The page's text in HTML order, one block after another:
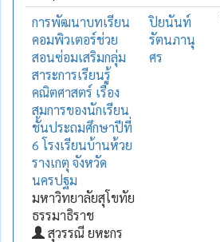
การพัฒนาบทเรียน
คอมพิวเตอร์ช่วย
สอนซ่อมเสริมกลุ่ม
สาระการเรียนรู้
คณิตศาสตร์ เรื่อง
สมการของนักเรียน
ชั้นประถมศึกษาปีที่
6 โรงเรียนบ้านห้วย
รางเกตุ จังหวัด
นครปฐม
มหาวิทยาลัยสุโขทัย
ธรรมาธิราช
สุวรรณี ยหะกร
ปิยนันท์
รัตนภานุ
ศร